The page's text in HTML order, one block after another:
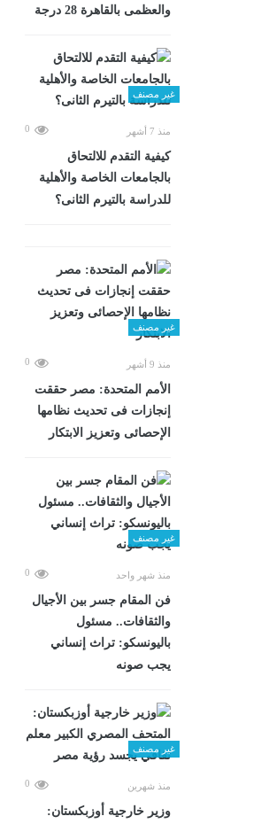
والعظمى بالقاهرة 28 درجة
غير مصنف
منذ 7 أشهر 0
كيفية التقدم للالتحاق
بالجامعات الخاصة والأهلية
للدراسة بالتيرم الثانى؟
غير مصنف
منذ 9 أشهر 0
الأمم المتحدة: مصر حققت
إنجازات فى تحديث نظامها
الإحصائى وتعزيز الابتكار
غير مصنف
منذ شهر واحد 0
فن المقام جسر بين الأجيال
والثقافات.. مسئول
باليونسكو: تراث إنساني
يجب صونه
غير مصنف
منذ شهرين 0
وزير خارجية أوزبكستان: